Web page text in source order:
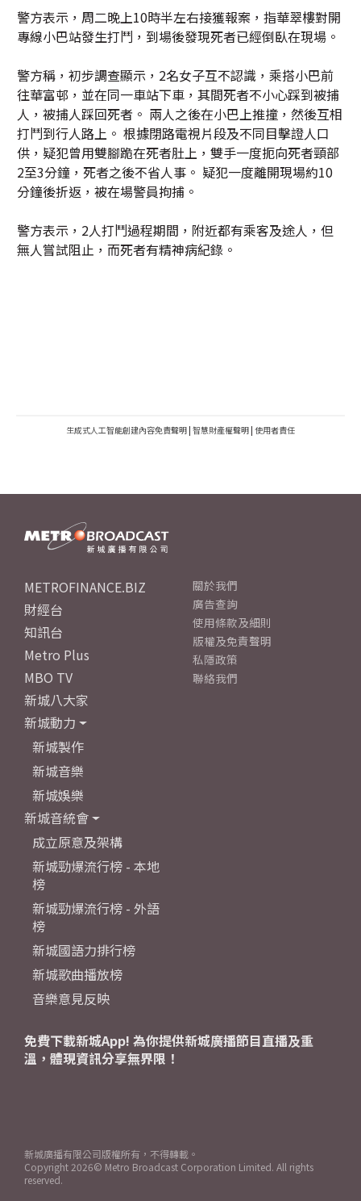
警方表示，周二晚上10時半左右接獲報案，指華翠樓對開
專線小巴站發生打鬥，到場後發現死者已經倒臥在現場。
警方稱，初步調查顯示，2名女子互不認識，乘搭小巴前
往華富邨，並在同一車站下車，其間死者不小心踩到被捕
人，被捕人踩回死者。 兩人之後在小巴上推撞，然後互相
打鬥到行人路上。 根據閉路電視片段及不同目擊證人口
供，疑犯曾用雙腳跪在死者肚上，雙手一度扼向死者頸部
2至3分鐘，死者之後不省人事。 疑犯一度離開現場約10
分鐘後折返，被在場警員拘捕。
警方表示，2人打鬥過程期間，附近都有乘客及途人，但
無人嘗試阻止，而死者有精神病紀錄。
生成式人工智能創建內容免責聲明 | 智慧財產權聲明 | 使用者責任
METROFINANCE.BIZ
財經台
知訊台
Metro Plus
MBO TV
新城八大家
新城動力
新城製作
新城音樂
新城娛樂
新城音統會
成立原意及架構
新城勁爆流行榜 - 本地
榜
新城勁爆流行榜 - 外語
榜
新城國語力排行榜
新城歌曲播放榜
音樂意見反映
關於我們
廣告查詢
使用條款及細則
版權及免責聲明
私隱政策
聯絡我們
免費下載新城App! 為你提供新城廣播節目直播及重
溫，體現資訊分享無界限！
新城廣播有限公司版權所有，不得轉載。
Copyright 2026© Metro Broadcast Corporation Limited. All rights
reserved.